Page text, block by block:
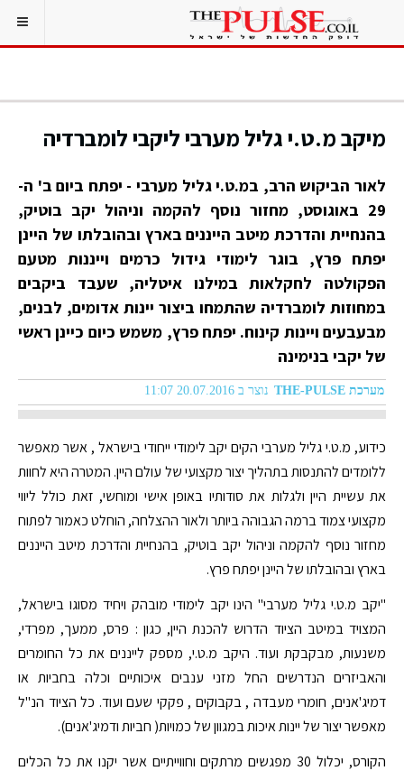
מיקב מ.ט.י גליל מערבי ליקבי לומברדיה
לאור הביקוש הרב, במ.ט.י גליל מערבי - יפתח ביום ב' ה-
29 באוגוסט, מחזור נוסף להקמה וניהול יקב בוטיק,
בהנחיית והדרכת מיטב הייננים בארץ ובהובלתו של היינן
יפתח פרץ, בוגר לימודי גידול כרמים וייננות מטעם
הפקולטה לחקלאות במילנו איטליה, שעבד ביקבים
במחוזות לומברדיה שהתמחו ביצור יינות אדומים, לבנים,
מבעבעים ויינות קינוח. יפתח פרץ, משמש כיום כיינן ראשי
של יקבי בנימינה
מערכת THE-PULSE נוצר ב 20.07.2016 11:07
כידוע, מ.ט.י גליל מערבי הקים יקב לימודי ייחודי בישראל , אשר מאפשר
ללומדים להתנסות בתהליך יצור מקצועי של עולם היין. המטרה היא לחוות
את עשיית היין ולגלות את סודותיו באופן אישי ומוחשי, זאת כולל ליווי
מקצועי צמוד ברמה הגבוהה ביותר ולאור ההצלחה, הוחלט כאמור לפתוח
מחזור נוסף להקמה וניהול יקב בוטיק, בהנחיית והדרכת מיטב הייננים
בארץ ובהובלתו של היינן יפתח פרץ.
"יקב מ.ט.י גליל מערבי" הינו יקב לימודי מובהק ויחיד מסוגו בישראל,
המצויד במיטב הציוד הדרוש להכנת היין, כגון : פרס, ממעך, מפרדי,
משנעות, מבקבקת ועוד. היקב מ.ט.י, מספק לייננים את כל החומרים
והאביזרים הנדרשים החל מזני ענבים איכותיים וכלה בחביות או
דמיג'אנים, חומרי מעבדה , בקבוקים , פקקי שעם ועוד. כל הציוד הנ"ל
מאפשר יצור של יינות איכות במגוון של כמויות( חביות ודמיג'אנים).
הקורס, יכלול 30 מפגשים מרתקים וחווייתיים אשר יקנו את כל הכלים